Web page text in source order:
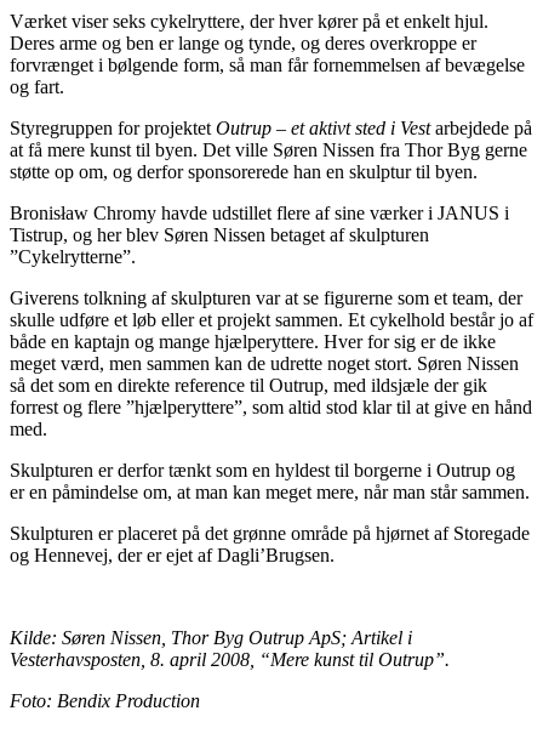
Værket viser seks cykelryttere, der hver kører på et enkelt hjul.
Deres arme og ben er lange og tynde, og deres overkroppe er
forvrænget i bølgende form, så man får fornemmelsen af bevægelse
og fart.
Styregruppen for projektetOutrup – et aktivt sted i Vestarbejdede på
at få mere kunst til byen. Det ville Søren Nissen fra Thor Byg gerne
støtte op om, og derfor sponsorerede han en skulptur til byen.
Bronisław Chromy havde udstillet flere af sine værker i JANUS i
Tistrup, og her blev Søren Nissen betaget af skulpturen
”Cykelrytterne”.
Giverens tolkning af skulpturen var at se figurerne som et team, der
skulle udføre et løb eller et projekt sammen. Et cykelhold består jo af
både en kaptajn og mange hjælperyttere. Hver for sig er de ikke
meget værd, men sammen kan de udrette noget stort. Søren Nissen
så det som en direkte reference til Outrup, med ildsjæle der gik
forrest og flere ”hjælperyttere”, som altid stod klar til at give en hånd
med.
Skulpturen er derfor tænkt som en hyldest til borgerne i Outrup og
er en påmindelse om, at man kan meget mere, når man står sammen.
Skulpturen er placeret på det grønne område på hjørnet af Storegade
og Hennevej, der er ejet af Dagli’Brugsen.
Kilde: Søren Nissen, Thor Byg Outrup ApS; Artikel i
Vesterhavsposten, 8. april 2008, “Mere kunst til Outrup”.
Foto: Bendix Production